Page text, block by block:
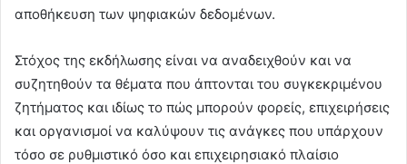
αποθήκευση των ψηφιακών δεδομένων.
Στόχος της εκδήλωσης είναι να αναδειχθούν και να
συζητηθούν τα θέματα που άπτονται του συγκεκριμένου
ζητήματος και ιδίως το πώς μπορούν φορείς, επιχειρήσεις
και οργανισμοί να καλύψουν τις ανάγκες που υπάρχουν
τόσο σε ρυθμιστικό όσο και επιχειρησιακό πλαίσιο